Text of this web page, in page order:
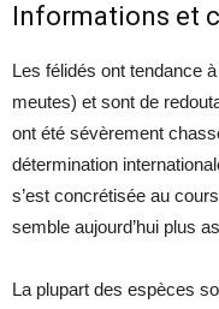
Informations et
Les félidés ont tendance
meutes) et sont de
ont été sévèrement
détermination
s’est concrétisée au
semble aujourd’hui plus
La plupart des espèces